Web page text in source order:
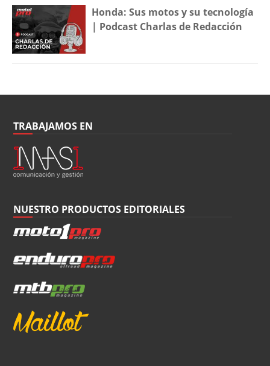
Honda: Sus motos y su tecnología
| Podcast Charlas de Redacción
TRABAJAMOS EN
NUESTRO PRODUCTOS EDITORIALES